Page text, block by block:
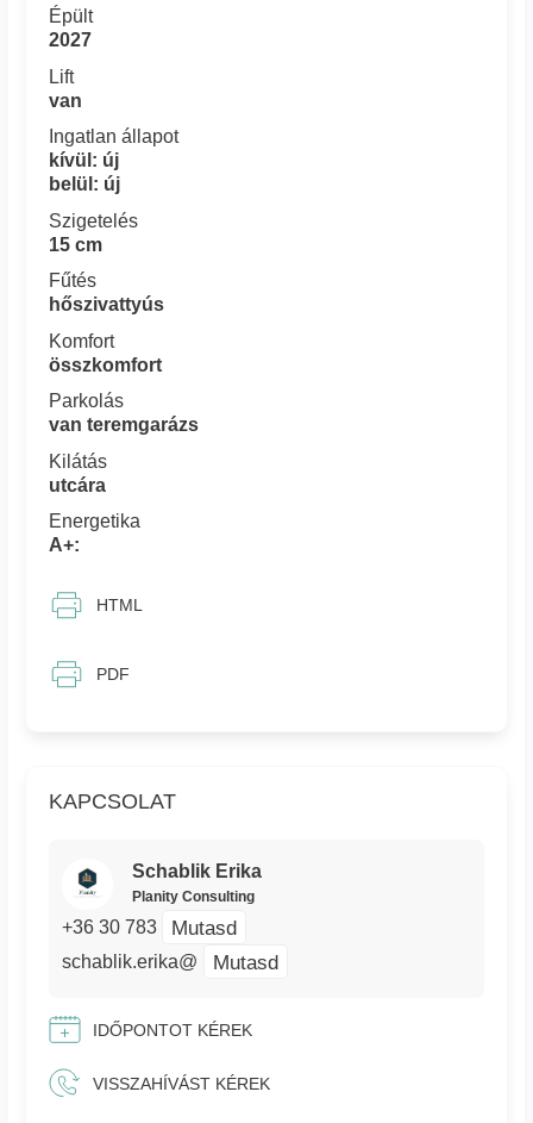
KAPCSOLAT
Schablik Erika
Planity Consulting
+36 30 783 Mutasd
schablik.erika@ Mutasd
IDŐPONTOT KÉREK
VISSZAHÍVÁST KÉREK
Épült
2027
Lift
van
Ingatlan állapot
kívül: új
belül: új
Szigetelés
15 cm
Fűtés
hőszivattyús
Komfort
összkomfort
Parkolás
van teremgarázs
Kilátás
utcára
Energetika
A+:
HTML
PDF